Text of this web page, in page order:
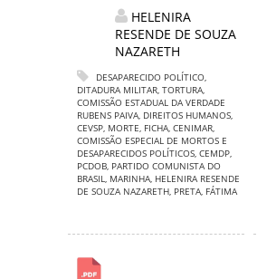
HELENIRA
RESENDE DE SOUZA
NAZARETH
DESAPARECIDO POLÍTICO,
DITADURA MILITAR, TORTURA,
COMISSÃO ESTADUAL DA VERDADE
RUBENS PAIVA, DIREITOS HUMANOS,
CEVSP, MORTE, FICHA, CENIMAR,
COMISSÃO ESPECIAL DE MORTOS E
DESAPARECIDOS POLÍTICOS, CEMDP,
PCDOB, PARTIDO COMUNISTA DO
BRASIL, MARINHA, HELENIRA RESENDE
DE SOUZA NAZARETH, PRETA, FÁTIMA